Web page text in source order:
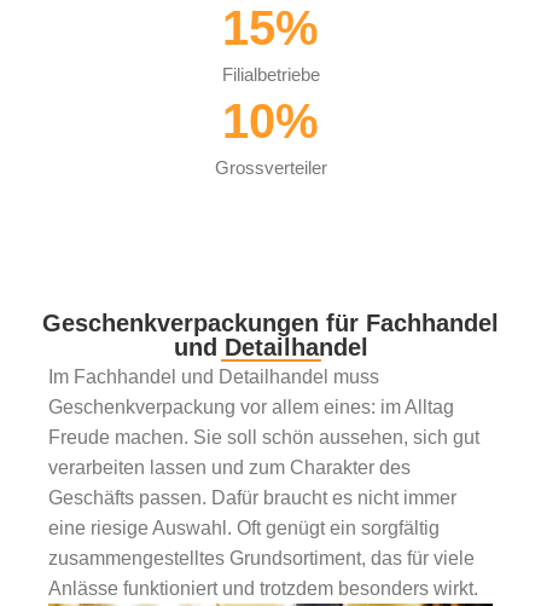
Filialbetriebe
15%
Grossverteiler
10%
Geschenkverpackungen für Fachhandel
und Detailhandel
Im Fachhandel und Detailhandel muss
Geschenkverpackung vor allem eines: im Alltag
Freude machen. Sie soll schön aussehen, sich gut
verarbeiten lassen und zum Charakter des
Geschäfts passen. Dafür braucht es nicht immer
eine riesige Auswahl. Oft genügt ein sorgfältig
zusammengestelltes Grundsortiment, das für viele
Anlässe funktioniert und trotzdem besonders wirkt.